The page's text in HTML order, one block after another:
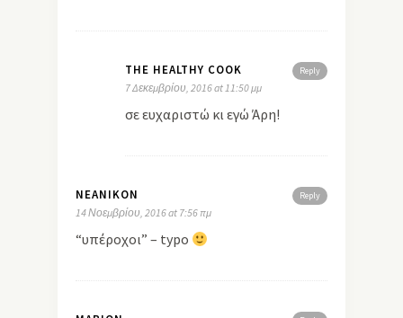
Reply
THE HEALTHY COOK
7 Δεκεμβρίου, 2016 at 11:50 μμ
σε ευχαριστώ κι εγώ Άρη!
Reply
NEANIKON
14 Νοεμβρίου, 2016 at 7:56 πμ
“υπέροχοι” – typo